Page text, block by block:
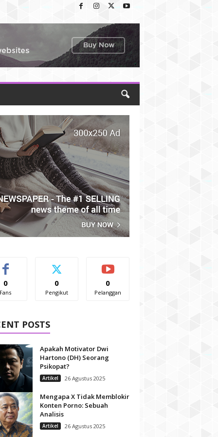
0
Fans
0
Pengikut
0
Pelanggan
POSTS
Apakah Motivator Dwi
Hartono (DH) Seorang
Psikopat?
Artikel 26 Agustus 2025
Mengapa X Tidak Memblokir
Konten Porno: Sebuah
Analisis
Artikel 26 Agustus 2025